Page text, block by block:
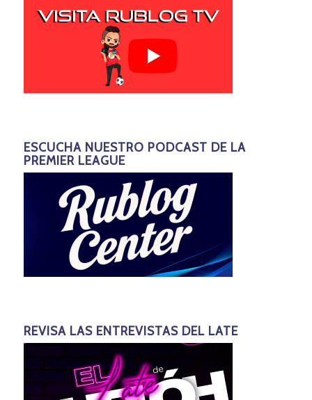
ESCUCHA NUESTRO PODCAST DE LA
PREMIER LEAGUE
REVISA LAS ENTREVISTAS DEL LATE